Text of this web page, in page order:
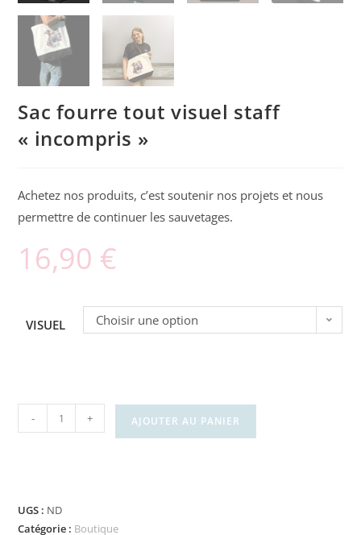
Sac fourre tout visuel staff
« incompris »
Achetez nos produits, c’est soutenir nos projets et nous
permettre de continuer les sauvetages.
16,90 €
VISUEL Choisir une option
- + AJOUTER AU PANIER
UGS : ND
Catégorie : Boutique